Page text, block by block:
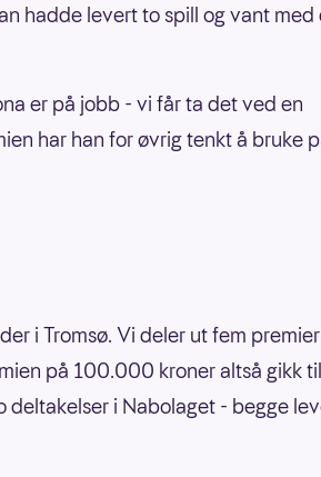
hadde levert to spill og vant med
er på jobb - vi får ta det ved en
har han for øvrig tenkt å bruke
i Tromsø. Vi deler ut fem
på 100.000 kroner altså gikk til
deltakelser i Nabolaget - begge